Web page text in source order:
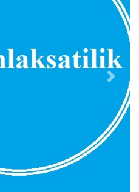
Next